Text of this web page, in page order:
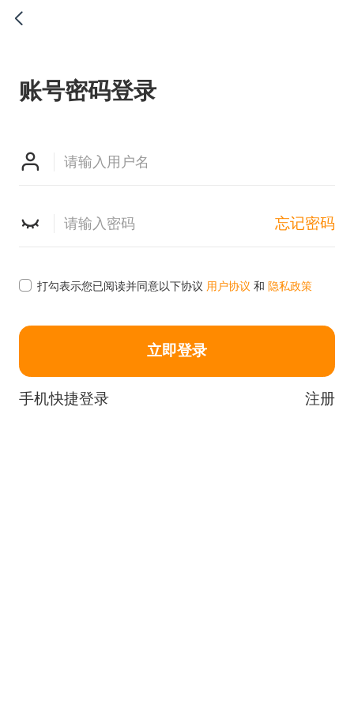

账号密码登录

 忘记密码
 打勾表示您已阅读并同意以下协议 用户协议 和 隐私政策
立即登录
手机快捷登录 注册